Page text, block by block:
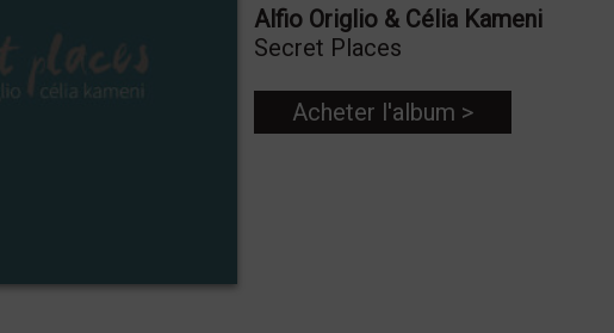
Alfio Origlio & Célia Kameni
Secret Places
Acheter l'album >